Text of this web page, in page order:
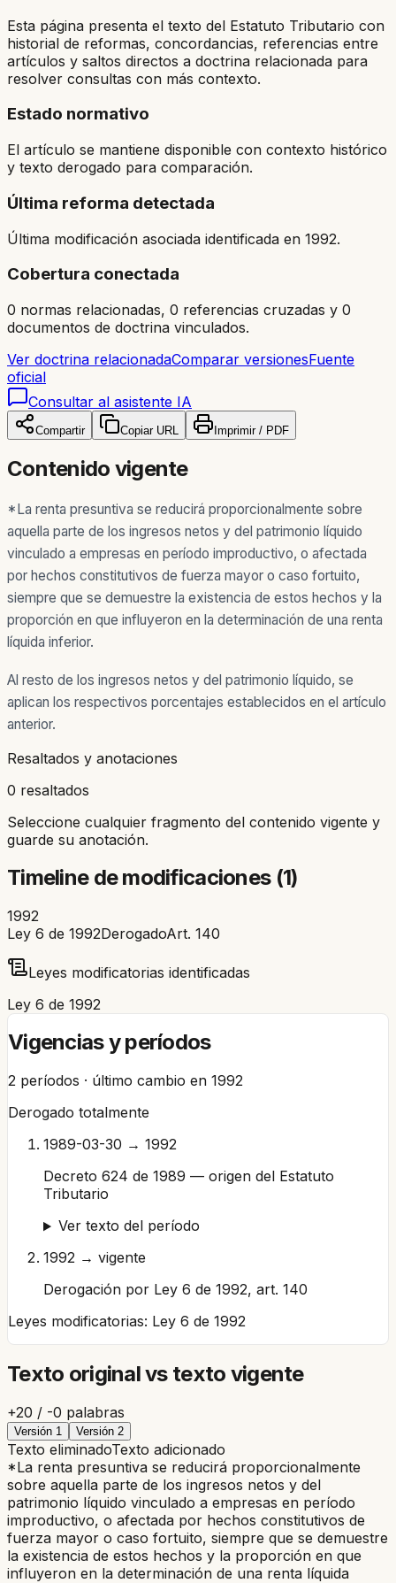
Esta página presenta el texto del Estatuto Tributario con
historial de reformas, concordancias, referencias entre
artículos y saltos directos a doctrina relacionada para
resolver consultas con más contexto.
Estado normativo
El artículo se mantiene disponible con contexto histórico
y texto derogado para comparación.
Última reforma detectada
Última modificación asociada identificada en 1992.
Cobertura conectada
0 normas relacionadas, 0 referencias cruzadas y 0
documentos de doctrina vinculados.
Ver doctrina relacionadaComparar versionesFuente
oficial
Consultar al asistente IA
Compartir Copiar URL Imprimir / PDF
Contenido vigente
*La renta presuntiva se reducirá proporcionalmente sobre
aquella parte de los ingresos netos y del patrimonio líquido
vinculado a empresas en período improductivo, o afectada
por hechos constitutivos de fuerza mayor o caso fortuito,
siempre que se demuestre la existencia de estos hechos y la
proporción en que influyeron en la determinación de una renta
líquida inferior.
Al resto de los ingresos netos y del patrimonio líquido, se
aplican los respectivos porcentajes establecidos en el artículo
anterior.
Resaltados y anotaciones
0 resaltados
Seleccione cualquier fragmento del contenido vigente y
guarde su anotación.
Timeline de modificaciones (1)
1992
Ley 6 de 1992DerogadoArt. 140
Leyes modificatorias identificadas
Ley 6 de 1992
Vigencias y períodos
2 períodos · último cambio en 1992
Derogado totalmente
1989-03-30 → 1992
Decreto 624 de 1989 — origen del Estatuto
Tributario
Ver texto del período
1992 → vigente
Derogación por Ley 6 de 1992, art. 140
Leyes modificatorias: Ley 6 de 1992
Texto original vs texto vigente
+20 / -0 palabras
Versión 1 Versión 2
Texto eliminadoTexto adicionado
*La renta presuntiva se reducirá proporcionalmente
sobre aquella parte de los ingresos netos y del
patrimonio líquido vinculado a empresas en período
improductivo, o afectada por hechos constitutivos de
fuerza mayor o caso fortuito, siempre que se demuestre
la existencia de estos hechos y la proporción en que
influyeron en la determinación de una renta líquida